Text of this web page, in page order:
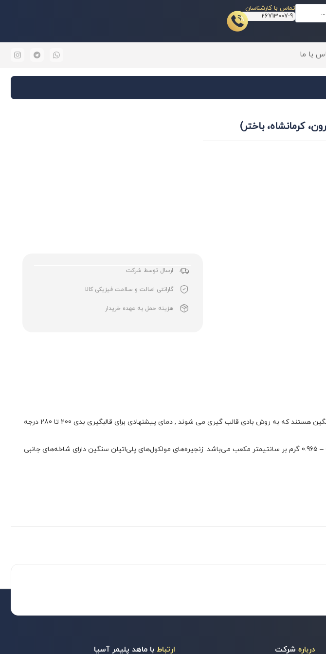
تماس با کارشناسان
26713007-9
با ما
ارسال توسط شرکت
گارانتی اصالت و سلامت فیزیکی کالا
هزینه حمل به عهده خریدار
به طور کلی پلی‌اتیلن ها از پلیمریزاسیون گاز اتیلن C2H4 به دست می‌آیند. BL3 ها از نوع پلی اتیلن های سنگین هستند که به روش بادی قالب گیری می شوند , دمای پیشنهادی برای قالبگیری بدی 200 تا 280 درجه
پلی اتیلن با دانسیته بالا ( چگالی بالا ) را HDPE یا پلی اتیلن سنگین می گویند. دانسیته HDPE ها بین 0.940 – 0.965 گرم بر سانتیمتر مکعب می‌باشد. زنجیره‌های مولکول‌های پلی‌اتیلن سنگین دارای شاخه‌های جانبی
درباره شرکت ارتباط با ماهد پلیمر آسیا